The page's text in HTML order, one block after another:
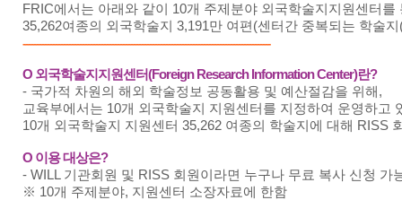
FRIC에서는 아래와 같이 10개 주제분야 외국학술지지원센터를
35,262여종의 외국학술지 3,191만 여편(센터간 중복되는 학술
--------------------------------------------------------------------------------------------
O 외국학술지지원센터(Foreign Research Information Center)란?
- 국가적 차원의 해외 학술정보 공동활용 및 예산절감을 위해,
교육부에서는 10개 외국학술지 지원센터를 지정하여 운영하고
10개 외국학술지 지원센터 35,262 여종의 학술지에 대해 RISS
O 이용 대상은?
- WILL 기관회원 및 RISS 회원이라면 누구나 무료 복사 신청 가
※ 10개 주제분야, 지원센터 소장자료에 한함